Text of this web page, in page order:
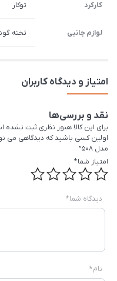
کارکرد توکار
لوازم جانبی تخته
امتیاز و دیدگاه کاربران
نقد و بررسی‌ها
برای این کالا هنوز نظری ثبت نشده
اولین کسی باشید که دیدگاهی می
مدل 508”
امتیاز شما*
دیدگاه شما*
نام*